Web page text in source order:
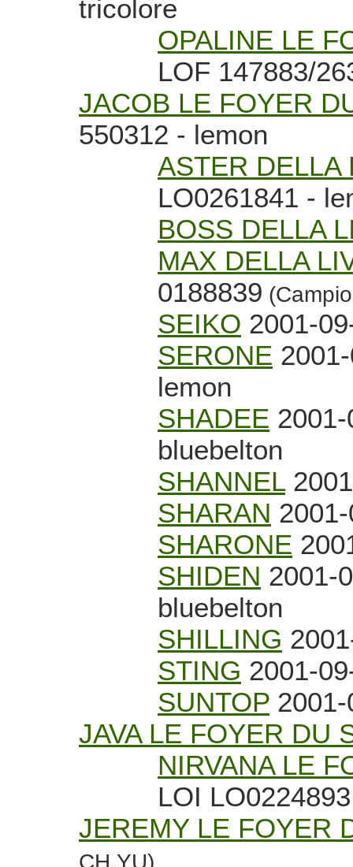
tricolore
OPALINE LE
LOF 147883/
JACOB LE FOYER
550312 - lemon
ASTER DELLA
LO0261841 -
BOSS DELLA
MAX DELLA
0188839
SEIKO 2001-
SERONE
lemon
SHADEE
bluebelton
SHANNEL
SHARAN
SHARONE
SHIDEN 2001-
bluebelton
SHILLING
STING 2001-
SUNTOP
JAVA LE FOYER DU
NIRVANA LE
LOI
JEREMY LE FOYER
CH.YU)